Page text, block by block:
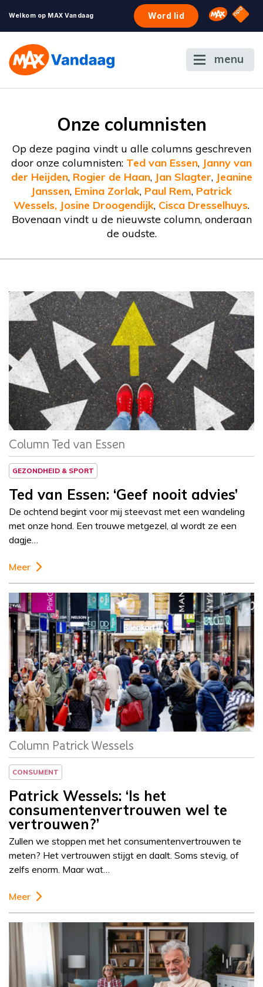
Welkom op MAX Vandaag Word lid Omroep
NPO
menu
Onze columnisten
Op deze pagina vindt u alle columns geschreven
door onze columnisten: Ted van Essen, Janny van
der Heijden, Rogier de Haan, Jan Slagter, Jeanine
Janssen, Emina Zorlak, Paul Rem, Patrick
Wessels, Josine Droogendijk, Cisca Dresselhuys.
Bovenaan vindt u de nieuwste column, onderaan
de oudste.
Column
Ted van Essen
Column Ted van Essen
GEZONDHEID & SPORT
Ted van Essen: ‘Geef nooit advies’
De ochtend begint voor mij steevast met een wandeling
met onze hond. Een trouwe metgezel, al wordt ze een
dagje…
Meer
Column
Patrick Wessels
Column Patrick Wessels
CONSUMENT
Patrick Wessels: ‘Is het
consumentenvertrouwen wel te
vertrouwen?’
Zullen we stoppen met het consumentenvertrouwen te
meten? Het vertrouwen stijgt en daalt. Soms stevig, of
zelfs enorm. Maar wat…
Meer